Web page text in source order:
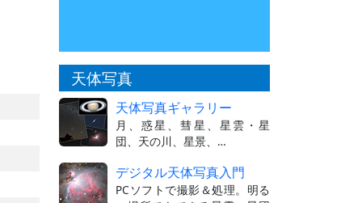
天体写真
天体写真ギャラリー
月、惑星、彗星、星雲・星
団、天の川、星景、…
デジタル天体写真入門
PCソフトで撮影＆処理。明る